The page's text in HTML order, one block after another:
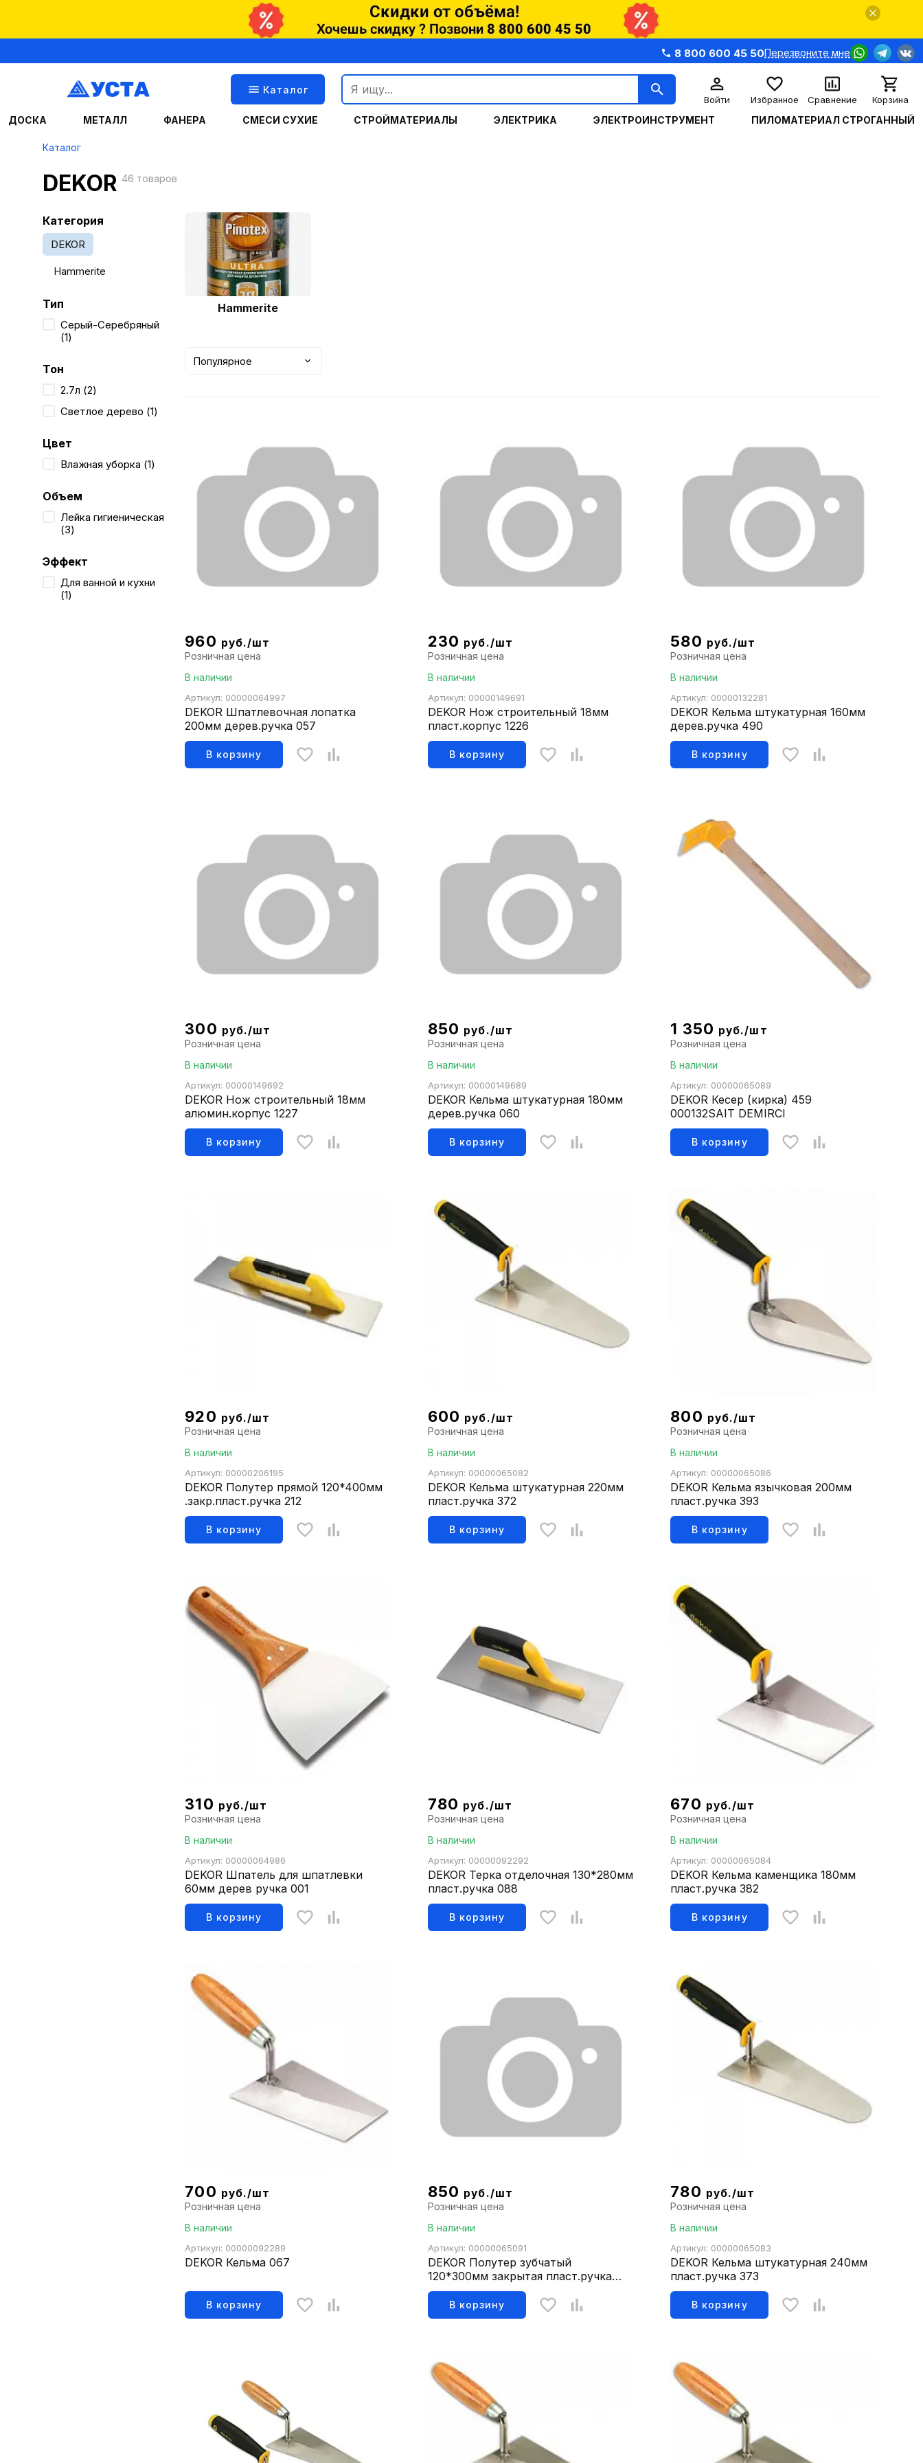
8 800 600 45 50Перезвоните мне
Каталог
Войти Избранное Сравнение Корзина
ДОСКА МЕТАЛЛ ФАНЕРА СМЕСИ СУХИЕ СТРОЙМАТЕРИАЛЫ ЭЛЕКТРИКА ЭЛЕКТРОИНСТРУМЕНТ ПИЛОМАТЕРИАЛ СТРОГАННЫЙ
Каталог
DEKOR 46 товаров
Категория
DEKOR
Hammerite
Тип
Серый-Серебряный
(1)
Тон
2.7л (2)
Светлое дерево (1)
Цвет
Влажная уборка (1)
Объем
Лейка гигиеническая
(3)
Эффект
Для ванной и кухни
(1)
Hammerite
Популярное
960 руб./шт
Розничная цена
В наличии
Артикул: 00000064997
DEKOR Шпатлевочная лопатка
200мм дерев.ручка 057
В корзину
230 руб./шт
Розничная цена
В наличии
Артикул: 00000149691
DEKOR Нож строительный 18мм
пласт.корпус 1226
В корзину
580 руб./шт
Розничная цена
В наличии
Артикул: 00000132281
DEKOR Кельма штукатурная 160мм
дерев.ручка 490
В корзину
300 руб./шт
Розничная цена
В наличии
Артикул: 00000149692
DEKOR Нож строительный 18мм
алюмин.корпус 1227
В корзину
850 руб./шт
Розничная цена
В наличии
Артикул: 00000149689
DEKOR Кельма штукатурная 180мм
дерев.ручка 060
В корзину
1 350 руб./шт
Розничная цена
В наличии
Артикул: 00000065089
DEKOR Кесер (кирка) 459
000132SAIT DEMIRCI
В корзину
920 руб./шт
Розничная цена
В наличии
Артикул: 00000206195
DEKOR Полутер прямой 120*400мм
.закр.пласт.ручка 212
В корзину
600 руб./шт
Розничная цена
В наличии
Артикул: 00000065082
DEKOR Кельма штукатурная 220мм
пласт.ручка 372
В корзину
800 руб./шт
Розничная цена
В наличии
Артикул: 00000065086
DEKOR Кельма язычковая 200мм
пласт.ручка 393
В корзину
310 руб./шт
Розничная цена
В наличии
Артикул: 00000064986
DEKOR Шпатель для шпатлевки
60мм дерев ручка 001
В корзину
780 руб./шт
Розничная цена
В наличии
Артикул: 00000092292
DEKOR Терка отделочная 130*280мм
пласт.ручка 088
В корзину
670 руб./шт
Розничная цена
В наличии
Артикул: 00000065084
DEKOR Кельма каменщика 180мм
пласт.ручка 382
В корзину
700 руб./шт
Розничная цена
В наличии
Артикул: 00000092289
DEKOR Кельма 067
В корзину
850 руб./шт
Розничная цена
В наличии
Артикул: 00000065091
DEKOR Полутер зубчатый
120*300мм закрытая пласт.ручка
420
В корзину
780 руб./шт
Розничная цена
В наличии
Артикул: 00000065083
DEKOR Кельма штукатурная 240мм
пласт.ручка 373
В корзину